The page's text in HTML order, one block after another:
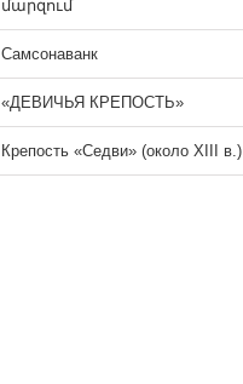
մարզում
Самсонаванк
«ДЕВИЧЬЯ КРЕПОСТЬ»
Крепость «Седви» (около XIII в.)